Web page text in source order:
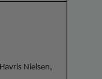
Nielsen,